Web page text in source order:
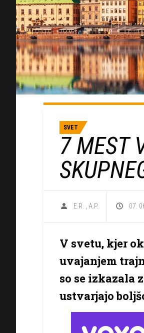
SVET
7 MEST
E.R. A.P. 07.
V svetu, kjer
uvajanjem
so se izkazala
ustvarjajo